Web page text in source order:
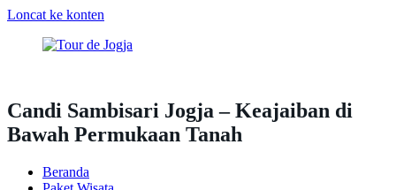
Loncat ke konten
de
Jogja
Tour
&
Wisata
2025
Candi Sambisari Jogja – Keajaiban di
Bawah Permukaan Tanah
Beranda